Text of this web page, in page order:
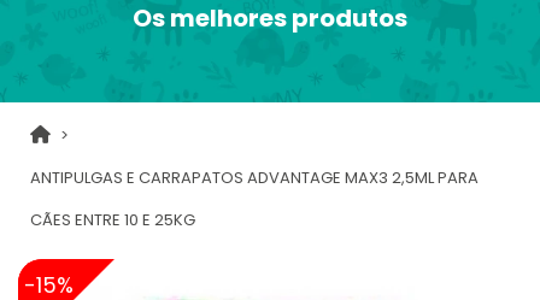
Os melhores produtos
ANTIPULGAS E CARRAPATOS ADVANTAGE MAX3 2,5ML PARA
CÃES ENTRE 10 E 25KG
-15%